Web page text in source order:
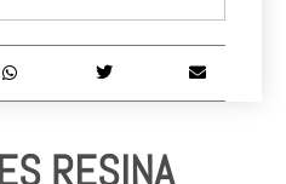
RESINA